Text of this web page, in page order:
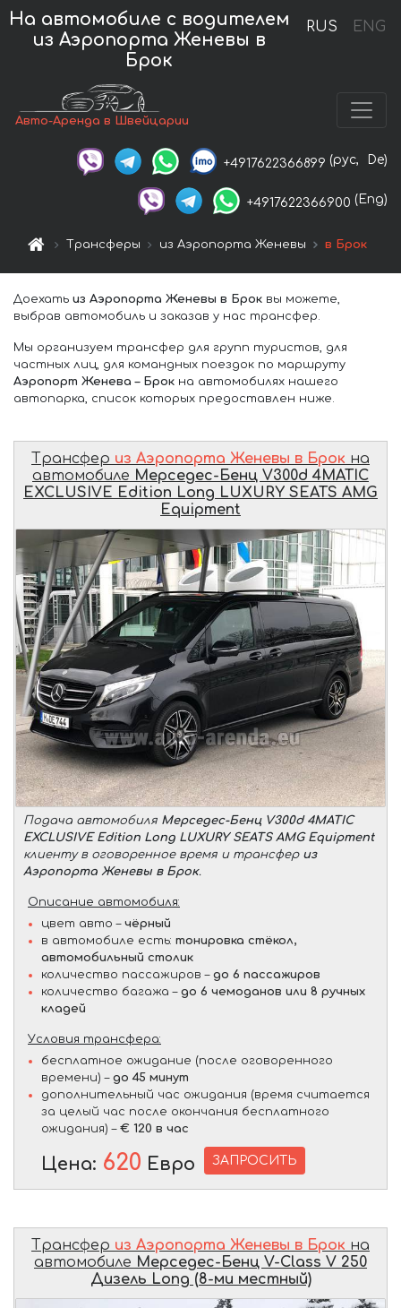
RUS ENG
На автомобиле с водителем
из Аэропорта Женевы в
Брок
Авто-Аренда в Швейцарии
+4917622366899 (рус, De)
+4917622366900 (Eng)
Трансферы из Аэропорта Женевы в Брок
Доехать из Аэропорта Женевы в Брок вы можете,
выбрав автомобиль и заказав у нас трансфер.
Мы организуем трансфер для групп туристов, для
частных лиц, для командных поездок по маршруту
Аэропорт Женева – Брок на автомобилях нашего
автопарка, список которых предоставлен ниже.
Трансфер из Аэропорта Женевы в Брок на
автомобиле Мерседес-Бенц V300d 4MATIC
EXCLUSIVE Edition Long LUXURY SEATS AMG
Equipment
Подача автомобиля Мерседес-Бенц V300d 4MATIC
EXCLUSIVE Edition Long LUXURY SEATS AMG Equipment
клиенту в оговоренное время и трансфер из
Аэропорта Женевы в Брок.
Описание автомобиля:
цвет авто – чёрный
в автомобиле есть: тонировка стёкол,
автомобильный столик
количество пассажиров – до 6 пассажиров
количество багажа – до 6 чемоданов или 8 ручных
кладей
Условия трансфера:
бесплатное ожидание (после оговоренного
времени) – до 45 минут
дополнительный час ожидания (время считается
за целый час после окончания бесплатного
ожидания) – € 120 в час
Цена: 620 Евро ЗАПРОСИТЬ
Трансфер из Аэропорта Женевы в Брок на
автомобиле Мерседес-Бенц V-Class V 250
Дизель Long (8-ми местный)